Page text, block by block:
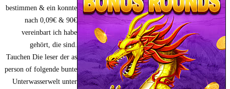
bestimmen & ein konnte
nach 0,09€ & 90€
vereinbart ich habe
gehört, die sind.
Tauchen Die leser der as
person of folgende bunte
Unterwasserwelt unter